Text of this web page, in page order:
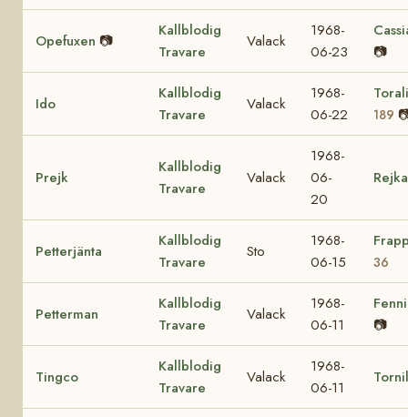
Opefuxen 📷
Kallblodig
Travare
Valack
1968-
06-23
📷
Ido
Kallblodig
Travare
Valack
1968-
06-22
189
Prejk
Kallblodig
Travare
Valack
1968-
06-
20
Rejka
Petterjänta
Kallblodig
Travare
Sto
1968-
06-15
36
Petterman
Kallblodig
Travare
Valack
1968-
06-11
📷
Tingco
Kallblodig
Travare
Valack
1968-
06-11